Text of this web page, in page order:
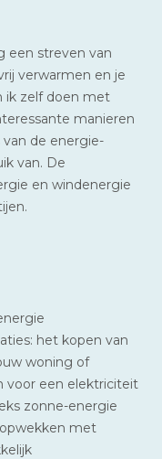
een streven van
verwarmen en je
ik zelf doen met
manieren
de energie-
van. De
en windenergie
het kopen van
woning of
voor een elektriciteit
zonne-energie
met